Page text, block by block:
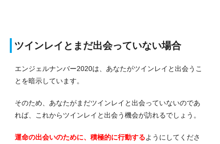
ツインレイとまだ出会っていない場合
エンジェルナンバー2020は、あなたがツインレイと出会うこ
とを暗示しています。
そのため、あなたがまだツインレイと出会っていないのであ
れば、これからツインレイと出会う機会が訪れるでしょう。
運命の出会いのために、積極的に行動するようにしてくださ